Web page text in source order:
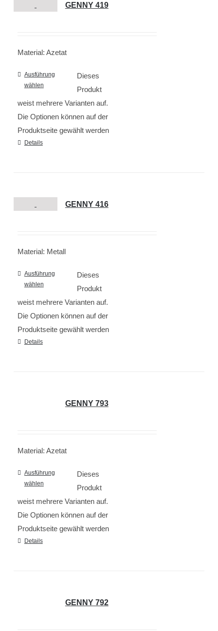
GENNY 419
Material: Azetat
Ausführung
wählen
Dieses
Produkt
weist mehrere Varianten auf.
Die Optionen können auf der
Produktseite gewählt werden
Details
GENNY 416
Material: Metall
Ausführung
wählen
Dieses
Produkt
weist mehrere Varianten auf.
Die Optionen können auf der
Produktseite gewählt werden
Details
GENNY 793
Material: Azetat
Ausführung
wählen
Dieses
Produkt
weist mehrere Varianten auf.
Die Optionen können auf der
Produktseite gewählt werden
Details
GENNY 792